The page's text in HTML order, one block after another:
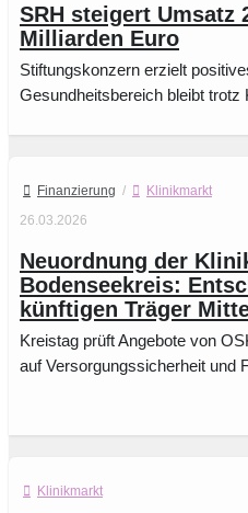
SRH steigert Umsatz
Milliarden Euro
Stiftungskonzern erzielt
Gesundheitsbereich bleibt trotz
Finanzierung /
Klinikmarkt
26.03.2026
Neuordnung der
Bodenseekreis:
künftigen Träger
Kreistag prüft Angebote von
auf Versorgungssicherheit und
Klinikmarkt